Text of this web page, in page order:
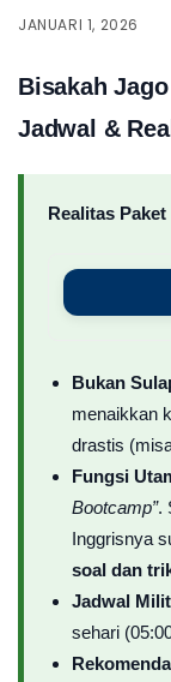
JANUARI 1, 2026
Bisakah
Jadwal &
Realitas
Bukan
menaikkan
drastis
Fungsi
Bootcamp”.
Inggrisnya
soal dan
Jadwal
sehari